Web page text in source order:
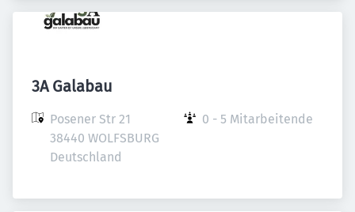
3A Galabau
Posener Str 21
38440 WOLFSBURG
Deutschland
0 - 5 Mitarbeitende